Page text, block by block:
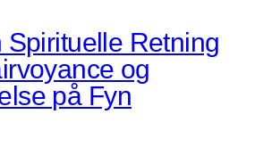
Spirituelle Retning
og
på Fyn